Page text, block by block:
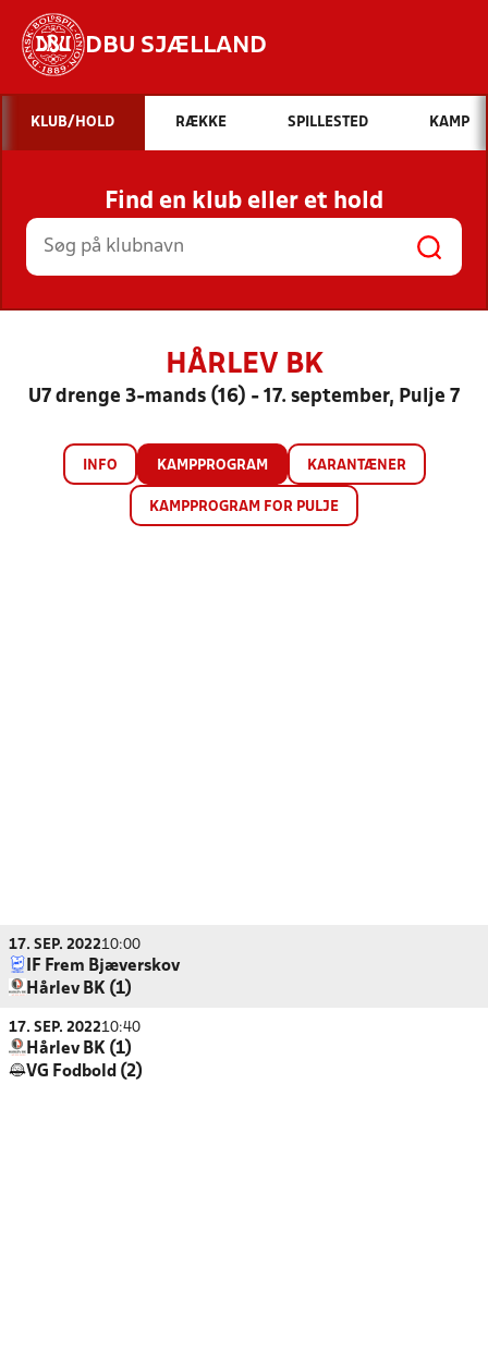
DBU SJÆLLAND
Hvad vil du søge efter?
INDHOLD OG NYHEDER
STILLINGER, RESULTATER, KLUBBER OG
HOLD
KLUB/HOLD RÆKKE SPILLESTED KAMP
Find en klub eller et hold
HÅRLEV BK
U7 drenge 3-mands (16) - 17. september, Pulje 7
INFO KAMPPROGRAM KARANTÆNER
KAMPPROGRAM FOR PULJE
17. SEP. 202210:00
IF Frem Bjæverskov
Hårlev BK (1)
17. SEP. 202210:40
Hårlev BK (1)
VG Fodbold (2)